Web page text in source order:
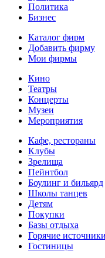
Политика
Бизнес
Каталог фирм
Добавить фирму
Мои фирмы
Кино
Театры
Концерты
Музеи
Мероприятия
Кафе, рестораны
Клубы
Зрелища
Пейнтбол
Боулинг и бильярд
Школы танцев
Детям
Покупки
Базы отдыха
Горячие источники
Гостиницы